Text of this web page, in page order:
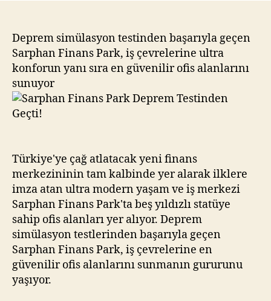
Testinden
Geçti!
Deprem simülasyon testinden başarıyla geçen
Sarphan Finans Park, iş çevrelerine ultra
konforun yanı sıra en güvenilir ofis alanlarını
sunuyor
Türkiye'ye çağ atlatacak yeni finans
merkezininin tam kalbinde yer alarak ilklere
imza atan ultra modern yaşam ve iş merkezi
Sarphan Finans Park'ta beş yıldızlı statüye
sahip ofis alanları yer alıyor. Deprem
simülasyon testlerinden başarıyla geçen
Sarphan Finans Park, iş çevrelerine en
güvenilir ofis alanlarını sunmanın gururunu
yaşıyor.